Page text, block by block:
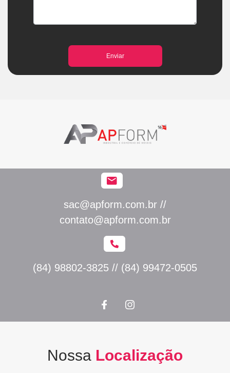
Enviar
sac@apform.com.br //
contato@apform.com.br
(84) 98802-3825 // (84) 99472-0505
Nossa Localização